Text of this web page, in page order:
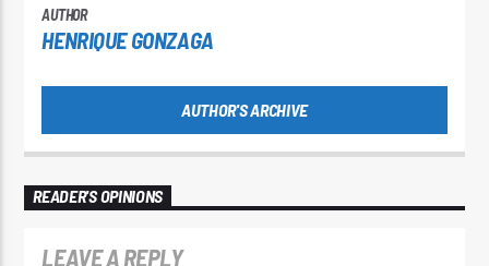
AUTHOR
HENRIQUE GONZAGA
AUTHOR'S ARCHIVE
READER'S OPINIONS
LEAVE A REPLY